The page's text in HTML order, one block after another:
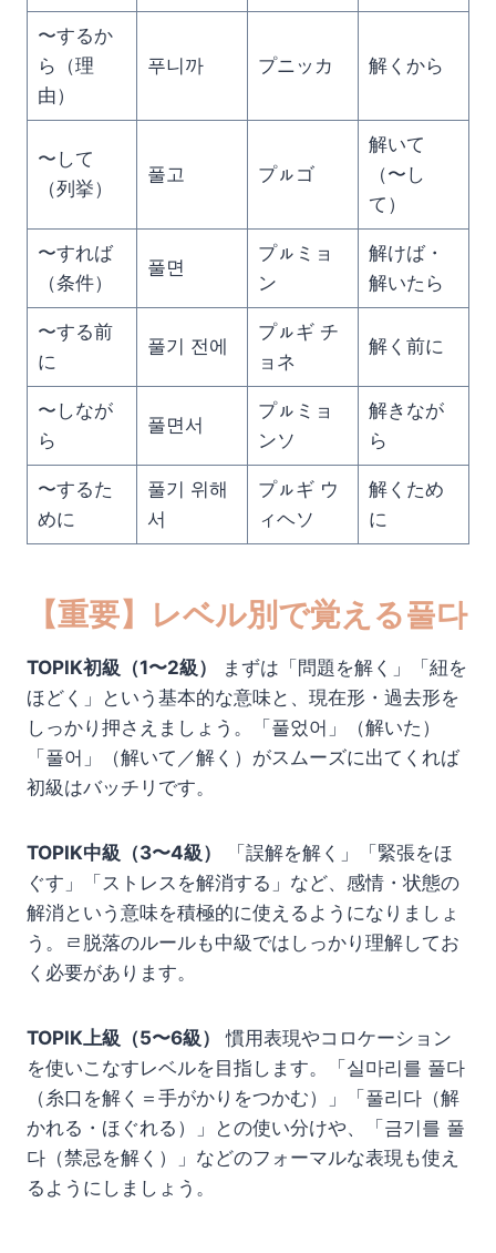
〜するか
ら（理
由）
푸니까 プニッカ 解くから
〜して
（列挙）
풀고 プㇽゴ
解いて
（〜し
て）
〜すれば
（条件）
풀면
プㇽミョ
ン
解けば・
解いたら
〜する前
に
풀기 전에
プㇽギ チ
ョネ
解く前に
〜しなが
ら
풀면서
プㇽミョ
ンソ
解きなが
ら
〜するた
めに
풀기 위해
서
プㇽギ ウ
ィヘソ
解くため
に
【重要】レベル別で覚える풀다
TOPIK初級（1〜2級）
まずは「問題を解く」「紐を
ほどく」という基本的な意味と、現在形・過去形を
しっかり押さえましょう。「풀었어」（解いた）
「풀어」（解いて／解く）がスムーズに出てくれば
初級はバッチリです。
TOPIK中級（3〜4級）
「誤解を解く」「緊張をほ
ぐす」「ストレスを解消する」など、感情・状態の
解消という意味を積極的に使えるようになりましょ
う。ㄹ脱落のルールも中級ではしっかり理解してお
く必要があります。
TOPIK上級（5〜6級）
慣用表現やコロケーション
を使いこなすレベルを目指します。「실마리를 풀다
（糸口を解く＝手がかりをつかむ）」「풀리다（解
かれる・ほぐれる）」との使い分けや、「금기를 풀
다（禁忌を解く）」などのフォーマルな表現も使え
るようにしましょう。